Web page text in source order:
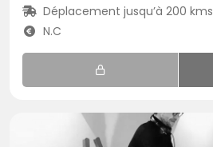
Déplacement jusqu’à 200 kms
N.C